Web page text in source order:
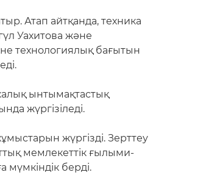
Атап айтқанда, техника
Уахитова және
технологиялық бағытын
ынтымақтастық
жүргізіледі.
жүргізді. Зерттеу
мемлекеттік ғылыми-
берді.